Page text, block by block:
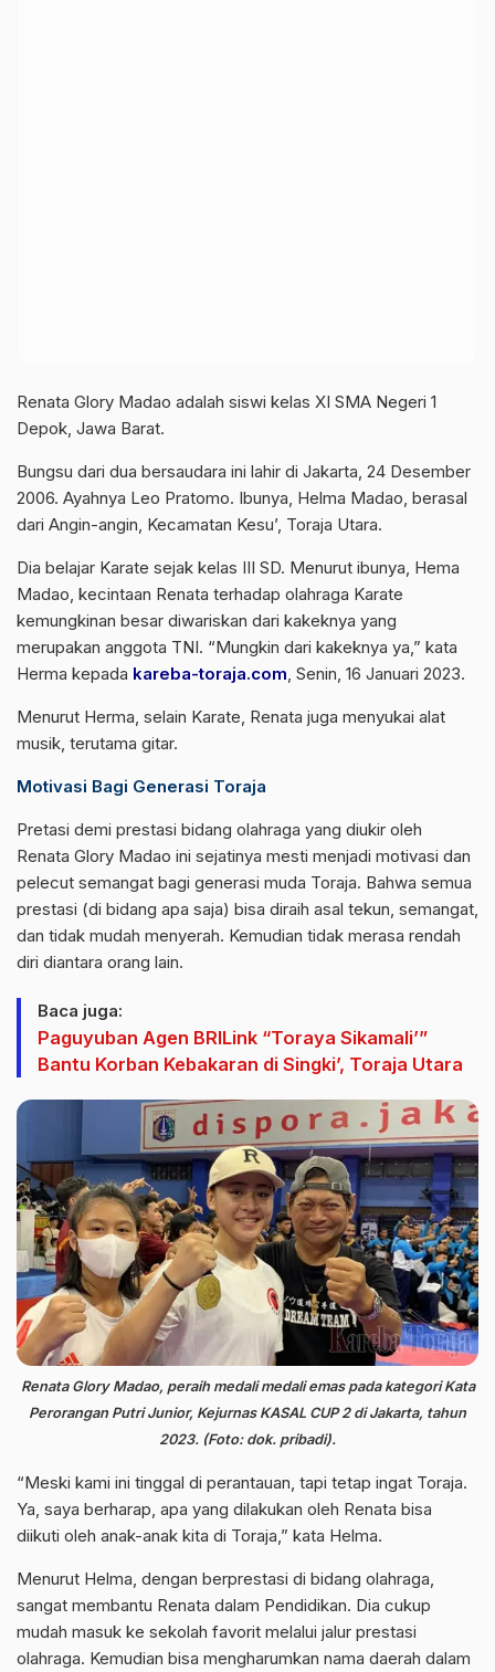
Renata Glory Madao adalah siswi kelas XI SMA Negeri 1
Depok, Jawa Barat.
Bungsu dari dua bersaudara ini lahir di Jakarta, 24 Desember
2006. Ayahnya Leo Pratomo. Ibunya, Helma Madao, berasal
dari Angin-angin, Kecamatan Kesu’, Toraja Utara.
Dia belajar Karate sejak kelas III SD. Menurut ibunya, Hema
Madao, kecintaan Renata terhadap olahraga Karate
kemungkinan besar diwariskan dari kakeknya yang
merupakan anggota TNI. “Mungkin dari kakeknya ya,” kata
Herma kepada kareba-toraja.com, Senin, 16 Januari 2023.
Menurut Herma, selain Karate, Renata juga menyukai alat
musik, terutama gitar.
Motivasi Bagi Generasi Toraja
Pretasi demi prestasi bidang olahraga yang diukir oleh
Renata Glory Madao ini sejatinya mesti menjadi motivasi dan
pelecut semangat bagi generasi muda Toraja. Bahwa semua
prestasi (di bidang apa saja) bisa diraih asal tekun, semangat,
dan tidak mudah menyerah. Kemudian tidak merasa rendah
diri diantara orang lain.
Baca juga:
Paguyuban Agen BRILink “Toraya Sikamali’”
Bantu Korban Kebakaran di Singki’, Toraja Utara
Renata Glory Madao, peraih medali medali emas pada kategori Kata
Perorangan Putri Junior, Kejurnas KASAL CUP 2 di Jakarta, tahun
2023. (Foto: dok. pribadi).
“Meski kami ini tinggal di perantauan, tapi tetap ingat Toraja.
Ya, saya berharap, apa yang dilakukan oleh Renata bisa
diikuti oleh anak-anak kita di Toraja,” kata Helma.
Menurut Helma, dengan berprestasi di bidang olahraga,
sangat membantu Renata dalam Pendidikan. Dia cukup
mudah masuk ke sekolah favorit melalui jalur prestasi
olahraga. Kemudian bisa mengharumkan nama daerah dalam